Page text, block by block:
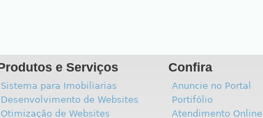
e Serviços
Sistema para Imobiliarias
Desenvolvimento de Websites
Otimização de Websites
Confira
Anuncie no Portal
Portifólio
Atendimento Online